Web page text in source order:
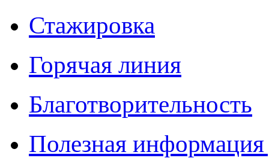
Стажировка
Горячая линия
Благотворительность
Полезная